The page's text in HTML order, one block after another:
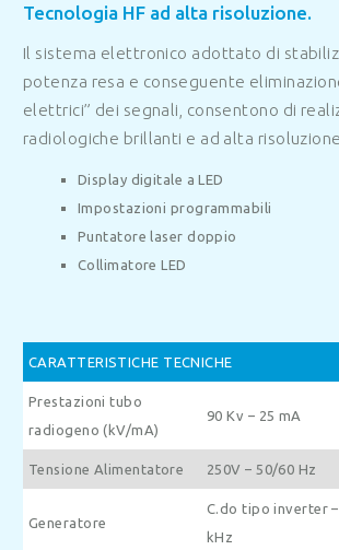
Tecnologia HF ad alta risoluzione.
Il sistema elettronico adottato di
potenza resa e conseguente
elettrici” dei segnali, consentono di
radiologiche brillanti e ad alta
Display digitale a LED
Impostazioni programmabili
Puntatore laser doppio
Collimatore LED
CARATTERISTICHE TECNICHE
Prestazioni tubo
radiogeno (kV/mA)
90 Kv – 25 mA
Tensione Alimentatore 250V – 50/60 Hz
Generatore
C.do tipo inverter
kHz